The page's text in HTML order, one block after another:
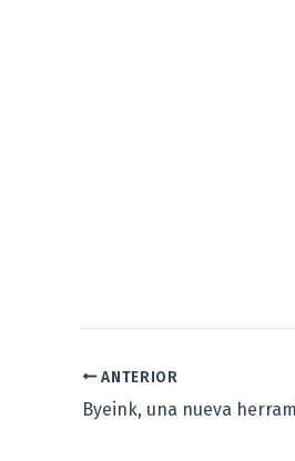
ANTERIOR
Byeink, una nueva